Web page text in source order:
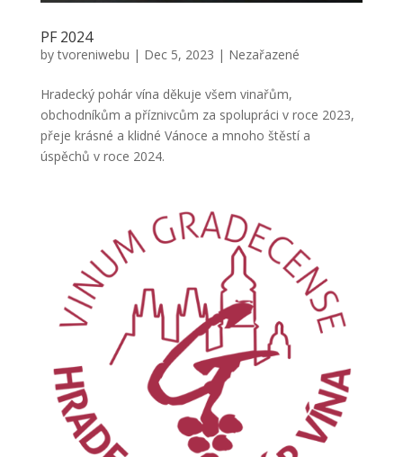
PF 2024
bytvoreniwebu | Dec 5, 2023 | Nezařazené
Hradecký pohár vína děkuje všem vinařům,
obchodníkům a příznivcům za spolupráci v roce 2023,
přeje krásné a klidné Vánoce a mnoho štěstí a
úspěchů v roce 2024.